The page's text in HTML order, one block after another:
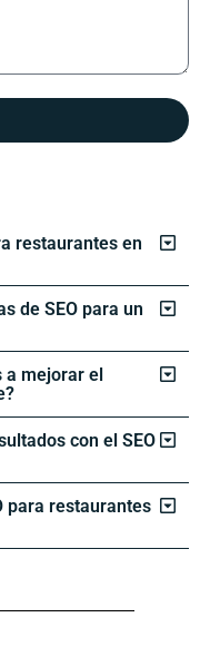
restaurantes en
de SEO para un
a mejorar el
con el SEO
para restaurantes